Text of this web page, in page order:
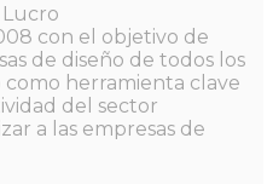
Lucro
con el objetivo de
de diseño de todos los
como herramienta clave
del sector
a las empresas de